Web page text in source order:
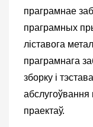
праграмнае
праграмных
ліставога
праграмнага
зборку і
абслугоўвання
праектаў.